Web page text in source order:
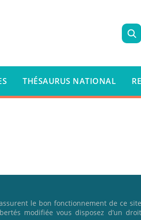
THÉSAURUS NATIONAL
le bon fonctionnement de ce
modifiée vous disposez d’un